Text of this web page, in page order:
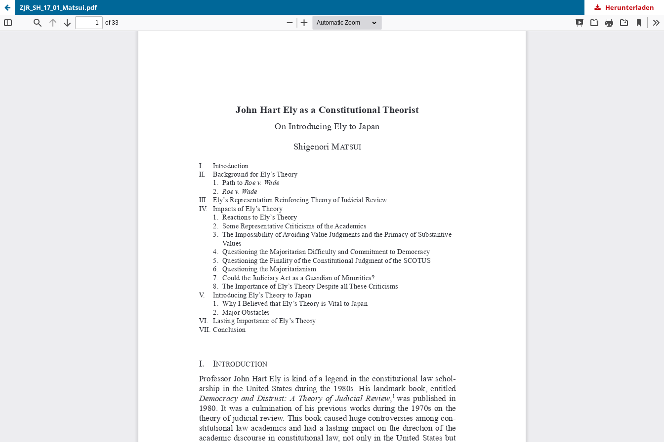
ZJR_SH_17_01_Matsui.pdf Herunterladen